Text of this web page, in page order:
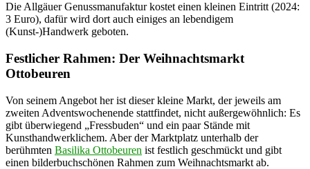
Die Allgäuer Genussmanufaktur kostet einen kleinen Eintritt (2024:
3 Euro), dafür wird dort auch einiges an lebendigem
(Kunst-)Handwerk geboten.
Festlicher Rahmen: Der Weihnachtsmarkt
Ottobeuren
Von seinem Angebot her ist dieser kleine Markt, der jeweils am
zweiten Adventswochenende stattfindet, nicht außergewöhnlich: Es
gibt überwiegend „Fressbuden“ und ein paar Stände mit
Kunsthandwerklichem. Aber der Marktplatz unterhalb der
berühmten Basilika Ottobeuren ist festlich geschmückt und gibt
einen bilderbuchschönen Rahmen zum Weihnachtsmarkt ab.